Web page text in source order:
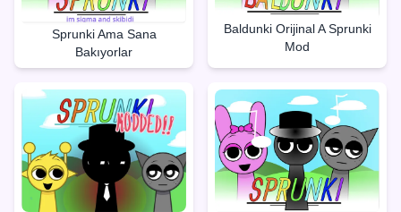
Sprunki Ama Sana
Bakıyorlar
Baldunki Orijinal A Sprunki
Mod